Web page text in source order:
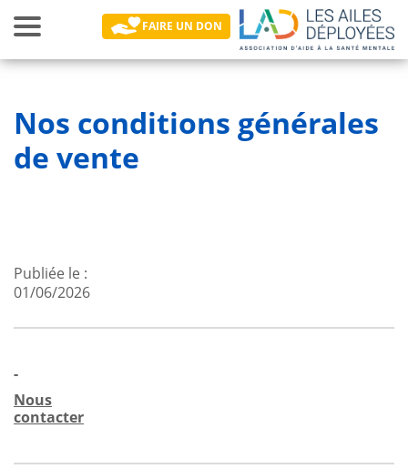
FAIRE UN DON
Toggle
navigation
Nos conditions générales
de vente
Publiée le
01/06/2026
-
Nous
contacter